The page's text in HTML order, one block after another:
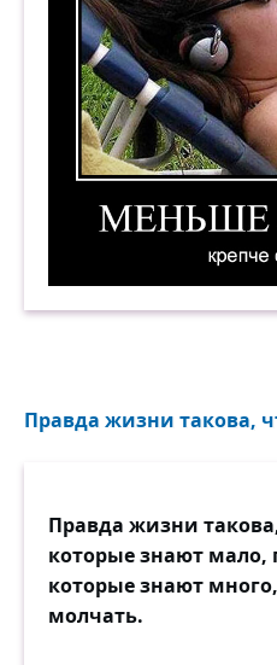
Правда жизни такова,
Правда жизни
которые знают мало,
которые знают
молчать.